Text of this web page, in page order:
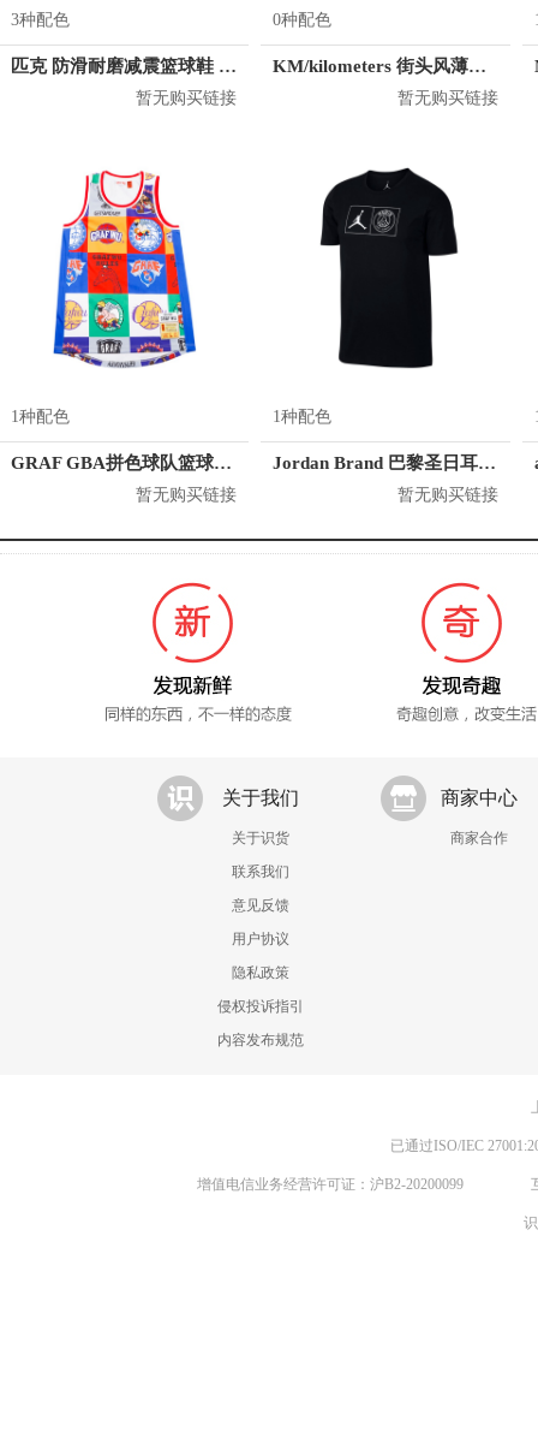
3种配色
匹克 防滑耐磨减震篮球鞋 E41081A
暂无购买链接
0种配色
KM/kilometers 街头风薄款印花短袖T恤 男女同款 M2X2108248
暂无购买链接
1种配色
GRAF GBA拼色球队篮球背心球衣 男女同款
暂无购买链接
1种配色
Jordan Brand 巴黎圣日耳曼球队吸湿排汗运动短袖T恤 男女同款 BQ4281
暂无购买链接
关于我们
关于识货
联系我们
意见反馈
用户协议
隐私政策
侵权投诉指引
内容发布规范
商家中心
商家合作
已通过ISO/IEC
增值电信业务经营许可证：沪B2-20200099